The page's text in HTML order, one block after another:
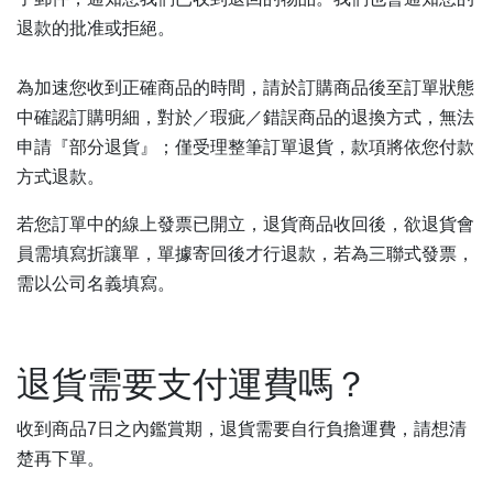
退款的批准或拒絕。
為加速您收到正確商品的時間，請於訂購商品後至訂單狀態
中確認訂購明細，對於／瑕疵／錯誤商品的退換方式，無法
申請『部分退貨』；僅受理整筆訂單退貨，款項將依您付款
方式退款。
若您訂單中的線上發票已開立，退貨商品收回後，欲退貨會
員需填寫折讓單，單據寄回後才行退款，若為三聯式發票，
需以公司名義填寫。
退貨需要支付運費嗎？
收到商品7日之內鑑賞期，退貨需要自行負擔運費，請想清
楚再下單。